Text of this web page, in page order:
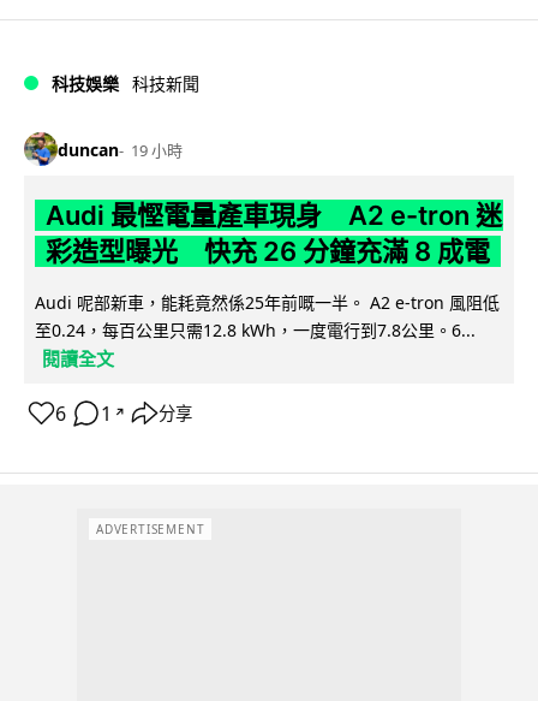
科技娛樂 科技新聞
duncan 19 小時
Audi 最慳電量產車現身 A2 e-tron 迷
彩造型曝光 快充 26 分鐘充滿 8 成電
Audi 呢部新車，能耗竟然係25年前嘅一半。 A2 e-tron 風阻低
至0.24，每百公里只需12.8 kWh，一度電行到7.8公里。6...
閱讀全文
6 1 ↗ 分享
ADVERTISEMENT